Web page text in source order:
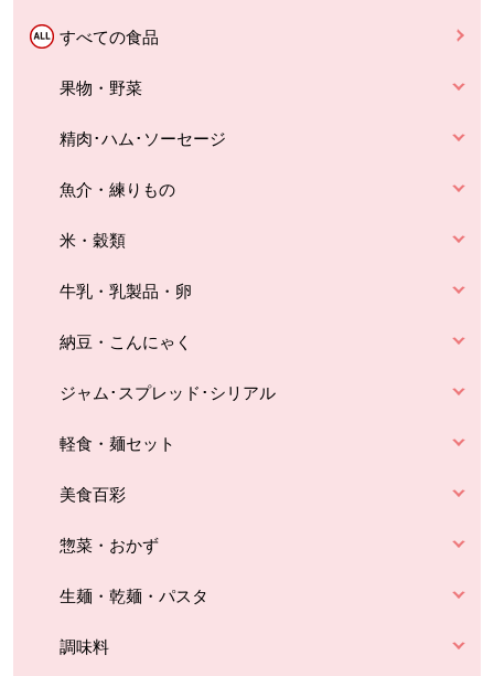
すべての食品
果物・野菜
精肉･ハム･ソーセージ
魚介・練りもの
米・穀類
牛乳・乳製品・卵
納豆・こんにゃく
ジャム･スプレッド･シリアル
軽食・麺セット
美食百彩
惣菜・おかず
生麺・乾麺・パスタ
調味料